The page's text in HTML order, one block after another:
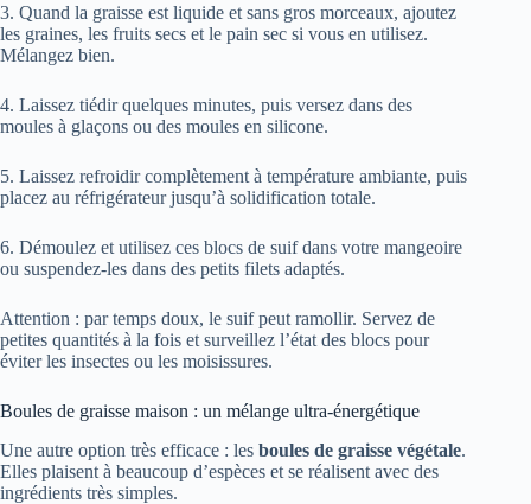
3. Quand la graisse est liquide et sans gros morceaux, ajoutez
les graines, les fruits secs et le pain sec si vous en utilisez.
Mélangez bien.
4. Laissez tiédir quelques minutes, puis versez dans des
moules à glaçons ou des moules en silicone.
5. Laissez refroidir complètement à température ambiante, puis
placez au réfrigérateur jusqu’à solidification totale.
6. Démoulez et utilisez ces blocs de suif dans votre mangeoire
ou suspendez-les dans des petits filets adaptés.
Attention : par temps doux, le suif peut ramollir. Servez de
petites quantités à la fois et surveillez l’état des blocs pour
éviter les insectes ou les moisissures.
Boules de graisse maison : un mélange ultra-énergétique
Une autre option très efficace : les boules de graisse végétale.
Elles plaisent à beaucoup d’espèces et se réalisent avec des
ingrédients très simples.